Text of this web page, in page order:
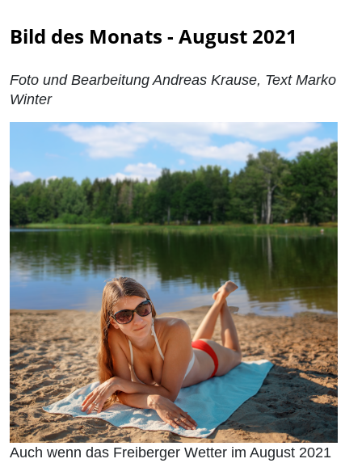
Bild des Monats - August 2021
Foto und Bearbeitung Andreas Krause, Text Marko
Winter
Auch wenn das Freiberger Wetter im August 2021